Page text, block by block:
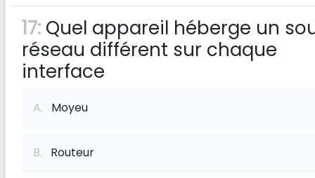
17: Quel appareil héberge un
réseau différent sur chaque
interface
A. Moyeu
B. Routeur